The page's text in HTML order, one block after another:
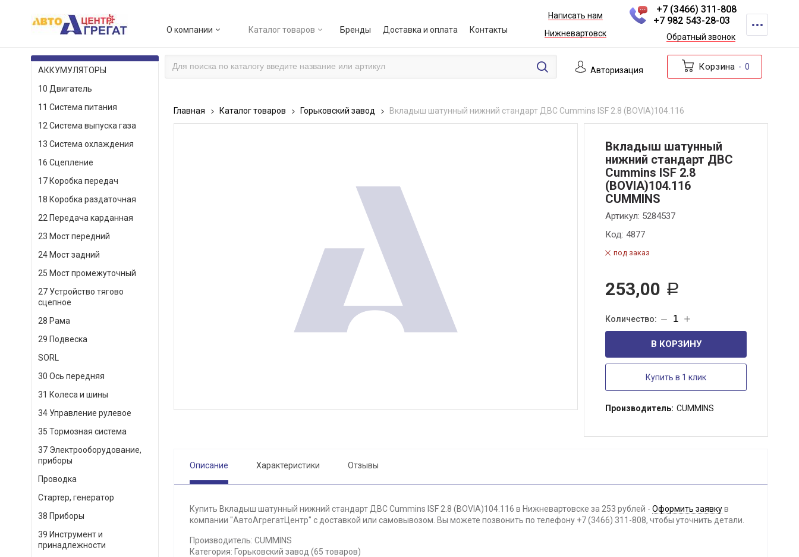
О компании Каталог товаров Бренды Доставка и оплата Контакты
Написать нам
Нижневартовск
+7 (3466) 311-808
+7 982 543-28-03
Обратный звонок
КАТАЛОГ ТОВАРОВ Авторизация Корзина 0
АККУМУЛЯТОРЫ
10 Двигатель
11 Система питания
12 Система выпуска газа
13 Система охлаждения
16 Сцепление
17 Коробка передач
18 Коробка раздаточная
22 Передача карданная
23 Мост передний
24 Мост задний
25 Мост промежуточный
27 Устройство тягово
сцепное
28 Рама
29 Подвеска
SORL
30 Ось передняя
31 Колеса и шины
34 Управление рулевое
35 Тормозная система
37 Электрооборудование,
приборы
Проводка
Стартер, генератор
38 Приборы
39 Инструмент и
принадлежности
Главная Каталог товаров Горьковский завод Вкладыш шатунный нижний стандарт ДВС Cummins ISF 2.8 (BOVIA)104.116
Вкладыш шатунный
нижний стандарт ДВС
Cummins ISF 2.8
(BOVIA)104.116
CUMMINS
Артикул: 5284537
Код: 4877
под заказ
253,00 Р
В КОРЗИНУ
Купить в 1 клик
Производитель: CUMMINS
Описание Характеристики Отзывы
Купить Вкладыш шатунный нижний стандарт ДВС Cummins ISF 2.8 (BOVIA)104.116 в Нижневартовске за 253 рублей - Оформить заявкув
компании "АвтоАгрегатЦентр" с доставкой или самовывозом. Вы можете позвонить по телефону +7 (3466) 311-808, чтобы уточнить детали.
Производитель: CUMMINS
Категория: Горьковский завод (65 товаров)